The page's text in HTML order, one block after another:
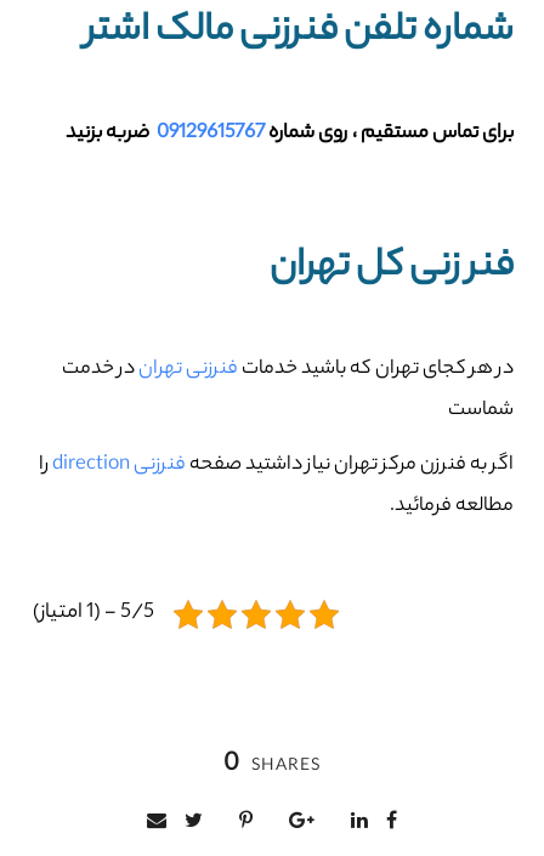
شماره تلفن فنرزنی مالک اشتر
برای تماس مستقیم ، روی شماره09129615767 ضربه بزنید
فنر زنی کل تهران
در هر کجای تهران که باشید خدماتفنرزنی تهراندر خدمت
شماست
اگر به فنرزن مرکز تهران نیاز داشتید صفحهفنرزنی direction
را
مطالعه فرمائید.
5/5 - (1 امتیاز)
0 SHARES